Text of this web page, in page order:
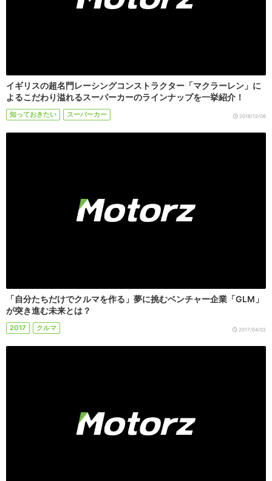
イギリスの超名門レーシングコンストラクター「マクラーレン」に
よるこだわり溢れるスーパーカーのラインナップを一挙紹介！
知っておきたい スーパーカー 2016/12/06
「自分たちだけでクルマを作る」夢に挑むベンチャー企業「GLM」
が突き進む未来とは？
2017 クルマ 2017/04/02